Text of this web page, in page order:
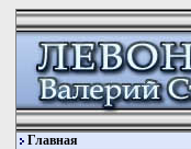
Главная